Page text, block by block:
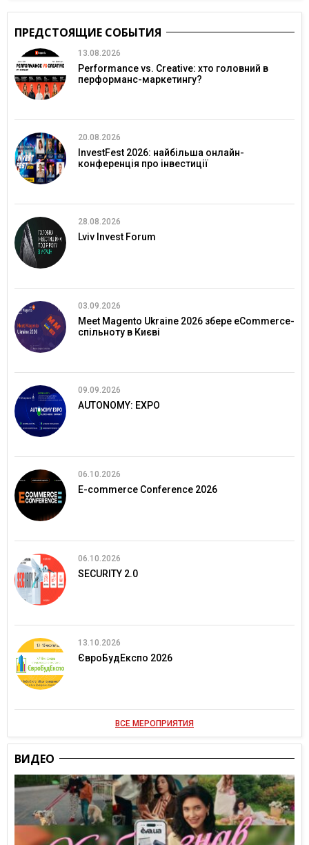
ПРЕДСТОЯЩИЕ СОБЫТИЯ
13.08.2026
Performance vs. Creative: хто головний в
перформанс-маркетингу?
20.08.2026
InvestFest 2026: найбільша онлайн-
конференція про інвестиції
28.08.2026
Lviv Invest Forum
03.09.2026
Meet Magento Ukraine 2026 збере eCommerce-
спільноту в Києві
09.09.2026
AUTONOMY: EXPO
06.10.2026
E-commerce Conference 2026
06.10.2026
SECURITY 2.0
13.10.2026
ЄвроБудЕкспо 2026
ВСЕ МЕРОПРИЯТИЯ
ВИДЕО